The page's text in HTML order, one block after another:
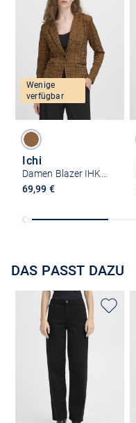
Wenige
verfügbar
Ichi
69,99 €
DAS PASST DAZU